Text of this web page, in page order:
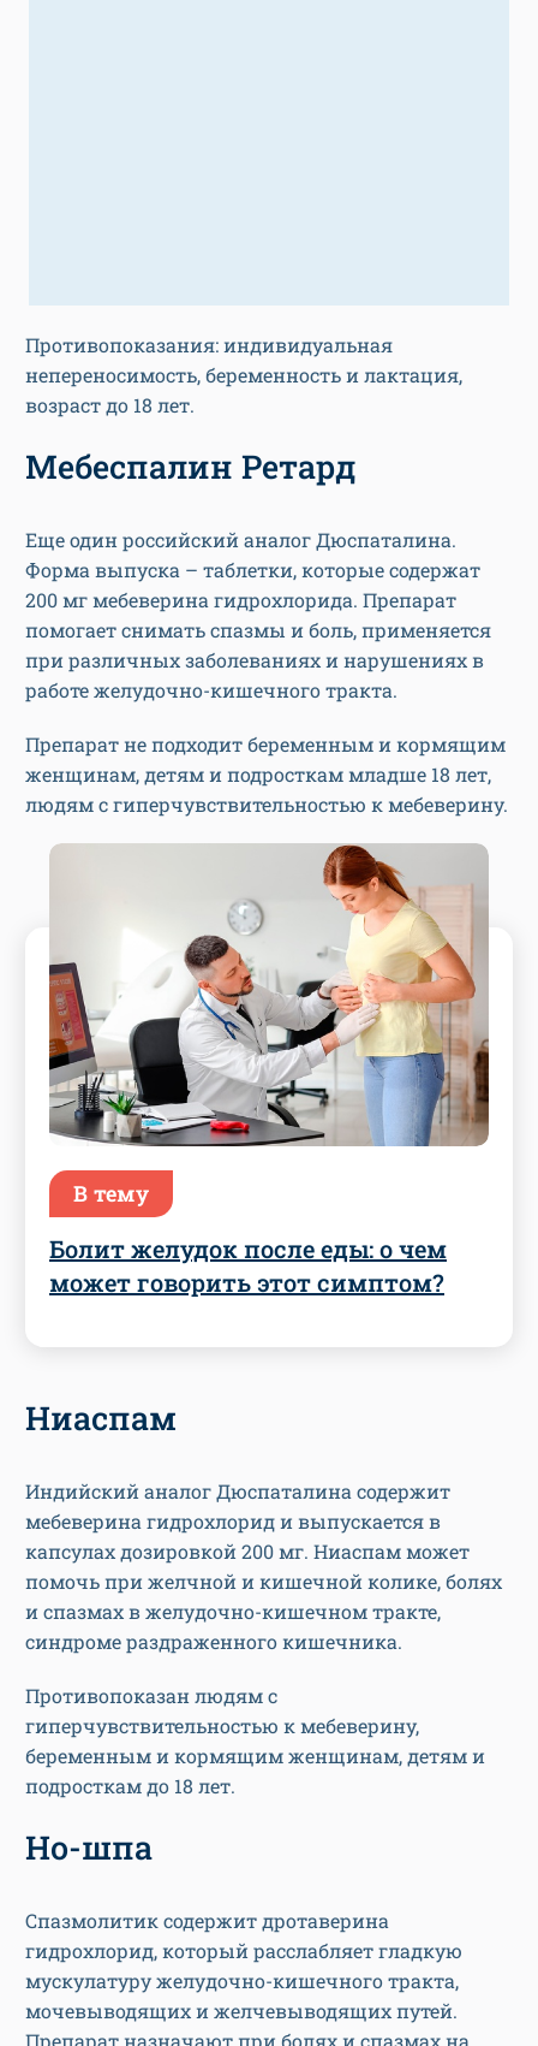
Противопоказания: индивидуальная
непереносимость, беременность и лактация,
возраст до 18 лет.
Мебеспалин Ретард
Еще один российский аналог Дюспаталина.
Форма выпуска – таблетки, которые содержат
200 мг мебеверина гидрохлорида. Препарат
помогает снимать спазмы и боль, применяется
при различных заболеваниях и нарушениях в
работе желудочно-кишечного тракта.
Препарат не подходит беременным и кормящим
женщинам, детям и подросткам младше 18 лет,
людям с гиперчувствительностью к мебеверину.
В тему
Болит желудок после еды: о чем
может говорить этот симптом?
Ниаспам
Индийский аналог Дюспаталина содержит
мебеверина гидрохлорид и выпускается в
капсулах дозировкой 200 мг. Ниаспам может
помочь при желчной и кишечной колике, болях
и спазмах в желудочно-кишечном тракте,
синдроме раздраженного кишечника.
Противопоказан людям с
гиперчувствительностью к мебеверину,
беременным и кормящим женщинам, детям и
подросткам до 18 лет.
Но-шпа
Спазмолитик содержит дротаверина
гидрохлорид, который расслабляет гладкую
мускулатуру желудочно-кишечного тракта,
мочевыводящих и желчевыводящих путей.
Препарат назначают при болях и спазмах на